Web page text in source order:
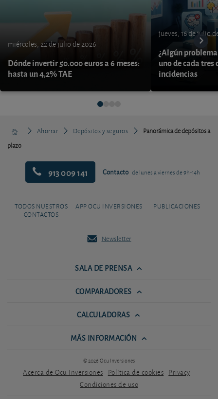
miércoles, 22 de julio de 2026
Dónde invertir 50.000 euros a 6 meses:
hasta un 4,2% TAE
jueves, 16 de julio
¿Algún problema
uno de cada
incidencias
Ahorrar Depósitos y seguros
Panorámica de depósitos a
plazo
913 009 141 Contacto de lunes a viernes de 9h-14h
TODOS NUESTROS
CONTACTOS
APP OCU INVERSIONES PUBLICACIONES
Newsletter
SALA DE PRENSA
COMPARADORES
CALCULADORAS
MÁS INFORMACIÓN
© 2026 Ocu Inversiones
Acerca de Ocu Inversiones Política de cookies Privacy
Condiciones de uso